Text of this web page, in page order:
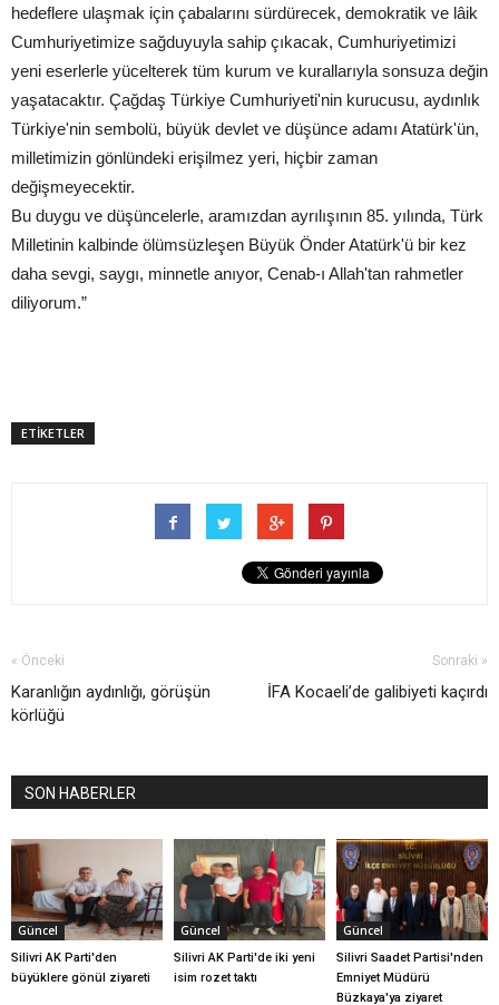
hedeflere ulaşmak için çabalarını sürdürecek, demokratik ve lâik
Cumhuriyetimize sağduyuyla sahip çıkacak, Cumhuriyetimizi
yeni eserlerle yücelterek tüm kurum ve kurallarıyla sonsuza değin
yaşatacaktır. Çağdaş Türkiye Cumhuriyeti'nin kurucusu, aydınlık
Türkiye'nin sembolü, büyük devlet ve düşünce adamı Atatürk'ün,
milletimizin gönlündeki erişilmez yeri, hiçbir zaman
değişmeyecektir.
Bu duygu ve düşüncelerle, aramızdan ayrılışının 85. yılında, Türk
Milletinin kalbinde ölümsüzleşen Büyük Önder Atatürk'ü bir kez
daha sevgi, saygı, minnetle anıyor, Cenab-ı Allah'tan rahmetler
diliyorum.”
ETİKETLER
« Önceki
Karanlığın aydınlığı, görüşün
körlüğü
Sonraki »
İFA Kocaeli’de galibiyeti kaçırdı
SON HABERLER
Güncel
Silivri AK Parti'den
büyüklere gönül ziyareti
Güncel
Silivri AK Parti'de iki yeni
isim rozet taktı
Güncel
Silivri Saadet Partisi'nden
Emniyet Müdürü
Büzkaya'ya ziyaret